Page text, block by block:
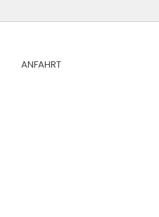
ANFAHRT